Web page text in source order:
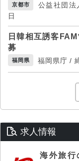
京都市
公益社団
日
日韓相互誘客
募
福岡県 福岡県庁 /
求人情報
海外旅行